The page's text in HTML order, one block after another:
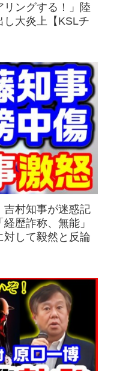
リングする！」陸
し大炎上【KSLチ
吉村知事が迷惑記
歴詐称、無能」
して毅然と反論